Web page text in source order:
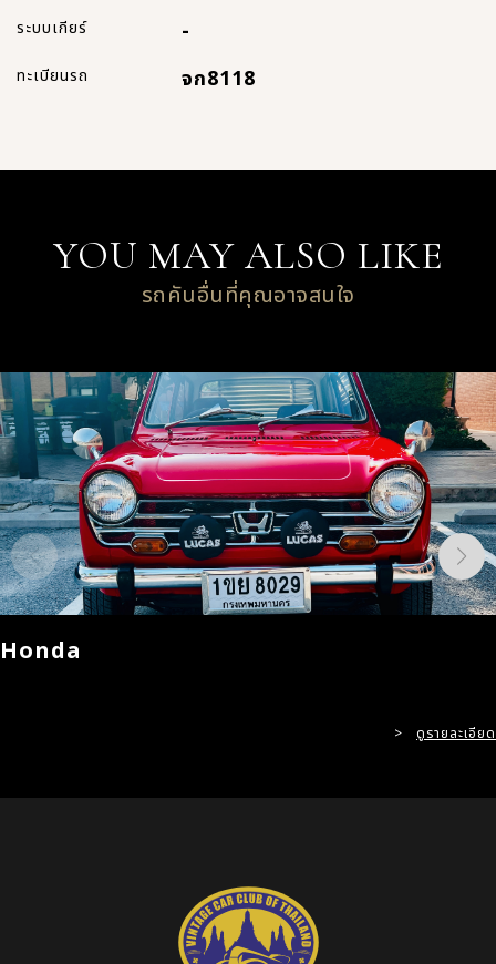
ระบบเกียร์ -
ทะเบียนรถ จก8118
YOU MAY ALSO LIKE
รถคันอื่นที่คุณอาจสนใจ
Honda
> ดูรายละเอียด